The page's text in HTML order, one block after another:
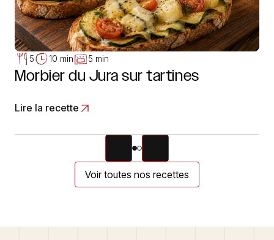
5 10 min 5 min
Morbier du Jura sur tartines
Lire la recette
Voir toutes nos recettes